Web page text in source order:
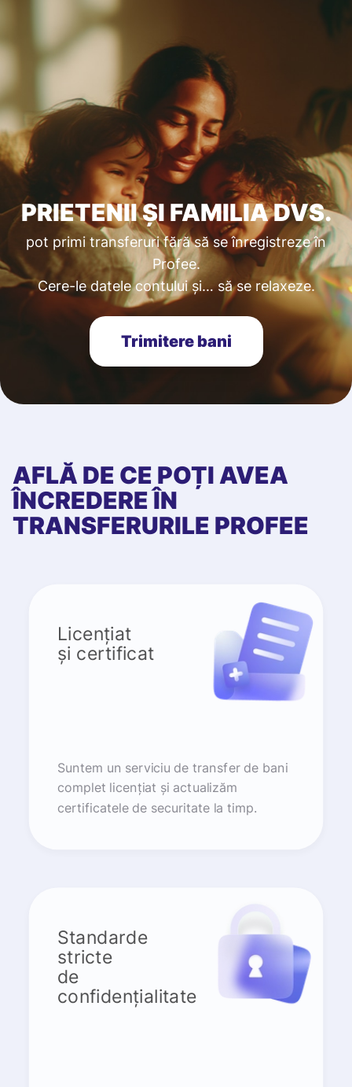
PRIETENII ȘI FAMILIA DVS.
pot primi transferuri fără să se înregistreze în
Profee.
Cere-le datele contului și… să se relaxeze.
Trimitere bani
AFLĂ DE CE POȚI AVEA
ÎNCREDERE ÎN
TRANSFERURILE PROFEE
Licențiat
și certificat
Suntem un serviciu de transfer de bani
complet licențiat și actualizăm
certificatele de securitate la timp.
Standarde
stricte
de
confidențialitate